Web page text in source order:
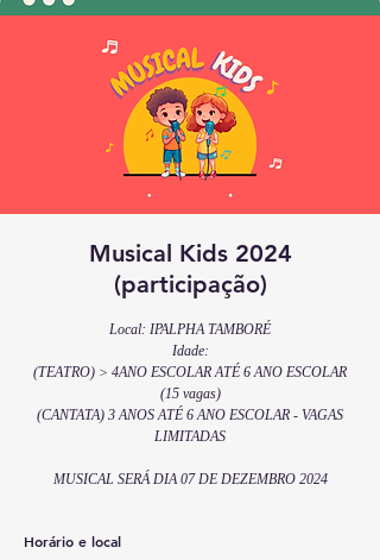
Musical Kids 2024
(participação)
Local: IPALPHA TAMBORÉ
Idade:
(TEATRO) > 4ANO ESCOLAR ATÉ 6 ANO ESCOLAR
(15 vagas)
(CANTATA) 3 ANOS ATÉ 6 ANO ESCOLAR - VAGAS
LIMITADAS
MUSICAL SERÁ DIA 07 DE DEZEMBRO 2024
Horário e local